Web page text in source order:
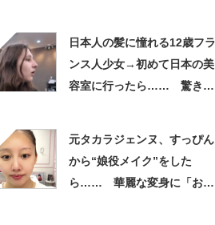
日本人の髪に憧れる12歳フラ
ンス人少女→初めて日本の美
容室に行ったら…… 驚きの
元タカラジェンヌ、すっぴん
から“娘役メイク”をした
ら…… 華麗な変身に「おぉ